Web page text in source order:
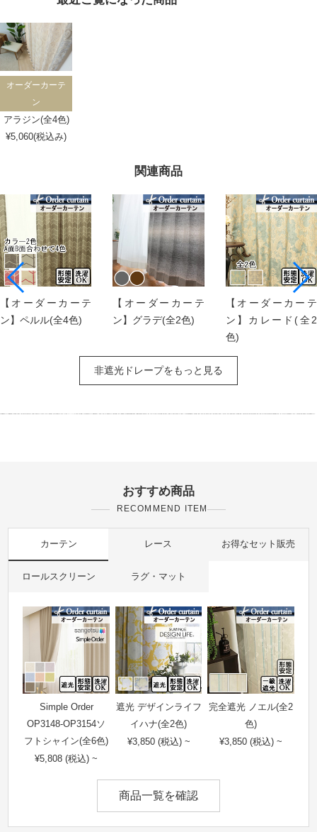
関連商品
【オーダーカーテ
ン】ペルル(全4色)
【オーダーカーテ
ン】グラデ(全2色)
【オーダーカーテ
ン】カレード(全2
色)
非遮光ドレープをもっと見る
オーダーカーテ
ン
アラジン(全4色)
¥5,060(税込み)
おすすめ商品
RECOMMEND ITEM
カーテン レース お得なセット販売
ロールスクリーン ラグ・マット
Simple Order
OP3148-OP3154ソ
フトシャイン(全6色)
¥5,808 (税込) ~
遮光 デザインライフ
イハナ(全2色)
¥3,850 (税込) ~
完全遮光 ノエル(全2
色)
¥3,850 (税込) ~
商品一覧を確認